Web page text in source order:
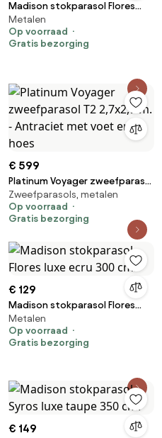
Madison stokparasol Flores
luxe Taupe 300 cm.
Metalen
Op voorraad
Gratis bezorging
€ 599
Platinum Voyager zweefparasol
T2 2,7x2,7 m. - Antraciet met
voet en hoes
Zweefparasols, metalen
Op voorraad
Gratis bezorging
€ 129
Madison stokparasol Flores
luxe ecru 300 cm.
Metalen
Op voorraad
Gratis bezorging
€ 149